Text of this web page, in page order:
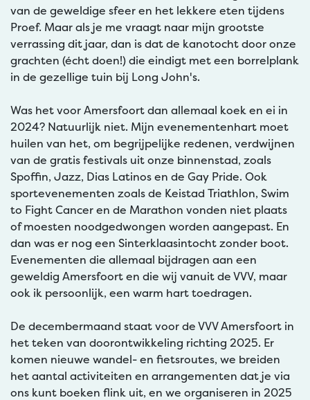
van de geweldige sfeer en het lekkere eten tijdens
Proef. Maar als je me vraagt naar mijn grootste
verrassing dit jaar, dan is dat de kanotocht door onze
grachten (écht doen!) die eindigt met een borrelplank
in de gezellige tuin bij Long John's.
Was het voor Amersfoort dan allemaal koek en ei in
2024? Natuurlijk niet. Mijn evenementenhart moet
huilen van het, om begrijpelijke redenen, verdwijnen
van de gratis festivals uit onze binnenstad, zoals
Spoffin, Jazz, Dias Latinos en de Gay Pride. Ook
sportevenementen zoals de Keistad Triathlon, Swim
to Fight Cancer en de Marathon vonden niet plaats
of moesten noodgedwongen worden aangepast. En
dan was er nog een Sinterklaasintocht zonder boot.
Evenementen die allemaal bijdragen aan een
geweldig Amersfoort en die wij vanuit de VVV, maar
ook ik persoonlijk, een warm hart toedragen.
De decembermaand staat voor de VVV Amersfoort in
het teken van doorontwikkeling richting 2025. Er
komen nieuwe wandel- en fietsroutes, we breiden
het aantal activiteiten en arrangementen dat je via
ons kunt boeken flink uit, en we organiseren in 2025